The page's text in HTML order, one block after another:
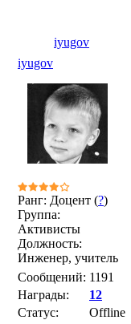
iyugov
iyugov
Ранг: Доцент (?)
Группа:
Активисты
Должность:
Инженер, учитель
Сообщений: 1191
Награды:
12
Статус:
Offline